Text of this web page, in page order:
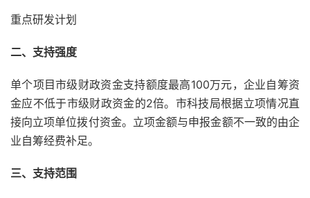
重点研发计划
二、支持强度
单个项目市级财政资金支持额度最高100万元，企业自筹资
金应不低于市级财政资金的2倍。市科技局根据立项情况直
接向立项单位拨付资金。立项金额与申报金额不一致的由企
业自筹经费补足。
三、支持范围